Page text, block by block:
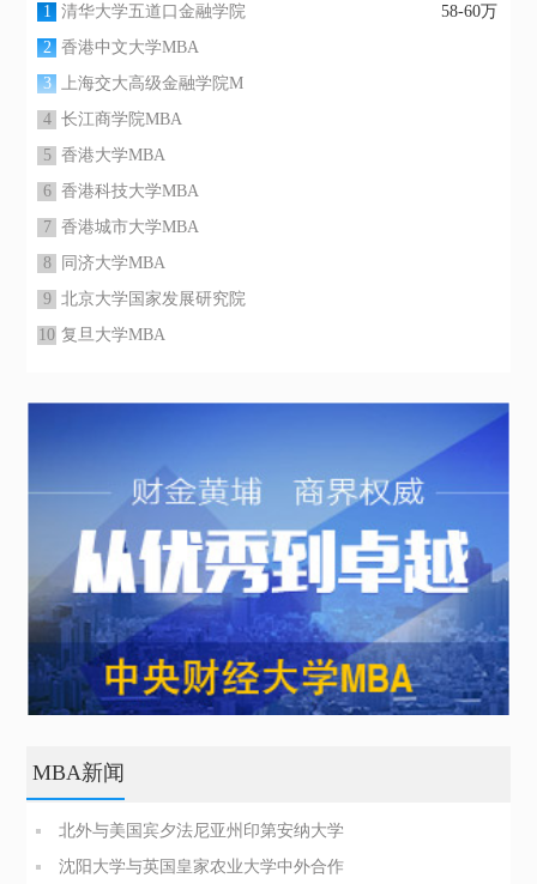
1 清华大学五道口金融学院
58-60万
2 香港中文大学MBA
3
上海交大高级金融学院M
4 长江商学院MBA
5 香港大学MBA
6 香港科技大学MBA
7 香港城市大学MBA
8
同济大学MBA
9 北京大学国家发展研究院
10 复旦大学MBA
MBA新闻
北外与美国宾夕法尼亚州印第安纳大学
商业分析硕士简章
沈阳大学与英国皇家农业大学中外合作